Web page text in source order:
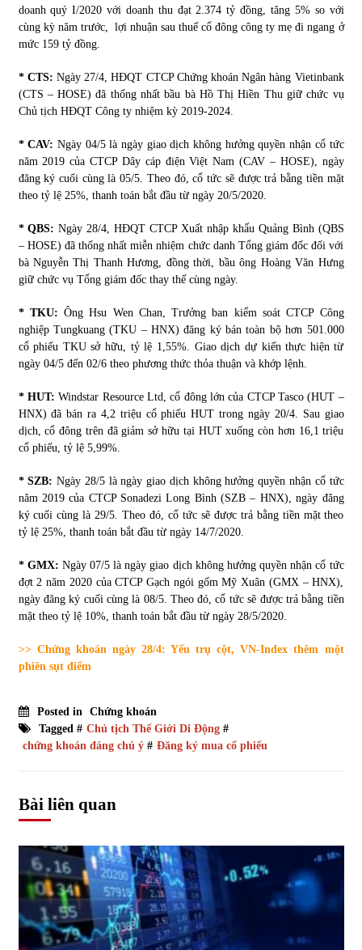
doanh quý I/2020 với doanh thu đạt 2.374 tỷ đồng, tăng 5% so với
cùng kỳ năm trước, lợi nhuận sau thuế cổ đông công ty mẹ đi ngang ở
mức 159 tỷ đồng.
* CTS: Ngày 27/4, HĐQT CTCP Chứng khoán Ngân hàng Vietinbank
(CTS – HOSE) đã thống nhất bầu bà Hồ Thị Hiền Thu giữ chức vụ
Chủ tịch HĐQT Công ty nhiệm kỳ 2019-2024.
* CAV: Ngày 04/5 là ngày giao dịch không hưởng quyền nhận cổ tức
năm 2019 của CTCP Dây cáp điện Việt Nam (CAV – HOSE), ngày
đăng ký cuối cùng là 05/5. Theo đó, cổ tức sẽ được trả bằng tiền mặt
theo tỷ lệ 25%, thanh toán bắt đầu từ ngày 20/5/2020.
* QBS: Ngày 28/4, HĐQT CTCP Xuất nhập khẩu Quảng Bình (QBS
– HOSE) đã thống nhất miễn nhiệm chức danh Tổng giám đốc đối với
bà Nguyễn Thị Thanh Hương, đồng thời, bầu ông Hoàng Văn Hưng
giữ chức vụ Tổng giám đốc thay thế cùng ngày.
* TKU: Ông Hsu Wen Chan, Trưởng ban kiểm soát CTCP Công
nghiệp Tungkuang (TKU – HNX) đăng ký bán toàn bộ hơn 501.000
cổ phiếu TKU sở hữu, tỷ lệ 1,55%. Giao dịch dự kiến thực hiện từ
ngày 04/5 đến 02/6 theo phương thức thỏa thuận và khớp lệnh.
* HUT:Windstar Resource Ltd, cổ đông lớn của CTCP Tasco (HUT –
HNX) đã bán ra 4,2 triệu cổ phiếu HUT trong ngày 20/4. Sau giao
dịch, cổ đông trên đã giảm sở hữu tại HUT xuống còn hơn 16,1 triệu
cổ phiếu, tỷ lệ 5,99%.
* SZB: Ngày 28/5 là ngày giao dịch không hưởng quyền nhận cổ tức
năm 2019 của CTCP Sonadezi Long Bình (SZB – HNX), ngày đăng
ký cuối cùng là 29/5. Theo đó, cổ tức sẽ được trả bằng tiền mặt theo
tỷ lệ 25%, thanh toán bắt đầu từ ngày 14/7/2020.
* GMX: Ngày 07/5 là ngày giao dịch không hưởng quyền nhận cổ tức
đợt 2 năm 2020 của CTCP Gạch ngói gốm Mỹ Xuân (GMX – HNX),
ngày đăng ký cuối cùng là 08/5. Theo đó, cổ tức sẽ được trả bằng tiền
mặt theo tỷ lệ 10%, thanh toán bắt đầu từ ngày 28/5/2020.
>> Chứng khoán ngày 28/4: Yếu trụ cột, VN-Index thêm một
phiên sụt điểm
Posted in
Chứng khoán
Tagged # Chủ tịch Thế Giới Di Động#
chứng khoán đáng chú ý# Đăng ký mua cổ phiếu
Bài liên quan